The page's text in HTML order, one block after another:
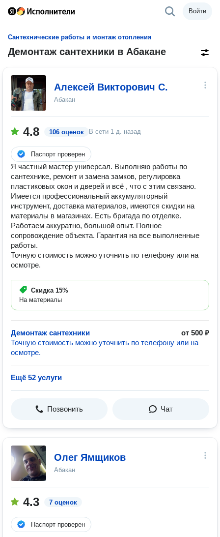
Войти
Сантехнические работы и монтаж отопления
Демонтаж сантехники в Абакане
Алексей Викторович С.
Абакан
4.8 106 оценок В сети 1 д. назад
Паспорт проверен
Я частный мастер универсал. Выполняю работы по
сантехнике, ремонт и замена замков, регулировка
пластиковых окон и дверей и всё , что с этим связано.
Имеется профессиональный аккумуляторный
инструмент, доставка материалов, имеются скидки на
материалы в магазинах. Есть бригада по отделке.
Работаем аккуратно, большой опыт. Полное
сопровождение объекта. Гарантия на все выполненные
работы.
Точную стоимость можно уточнить по телефону или на
осмотре.
Скидка 15%
На материалы
Демонтаж сантехники
от 500 ₽
Точную стоимость можно уточнить по телефону или на
осмотре.
Ещё 52 услуги
Позвонить Чат
Олег Ямщиков
Абакан
4.3 7 оценок
Паспорт проверен